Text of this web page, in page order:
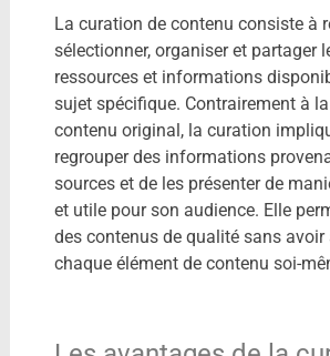
La curation de contenu consiste à
sélectionner, organiser et partager
ressources et informations
sujet spécifique. Contrairement à
contenu original, la curation
regrouper des informations
sources et de les présenter de
et utile pour son audience. Elle
des contenus de qualité sans avoir
chaque élément de contenu soi-